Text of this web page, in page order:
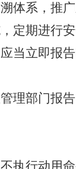
体系，推
定期进行
当立即报
理部门报告
执行动用